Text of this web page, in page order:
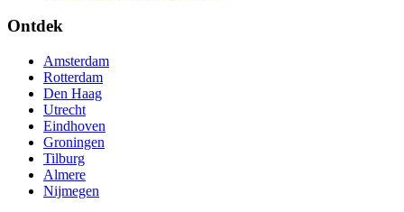
Ontdek
Amsterdam
Rotterdam
Den Haag
Utrecht
Eindhoven
Groningen
Tilburg
Almere
Nijmegen